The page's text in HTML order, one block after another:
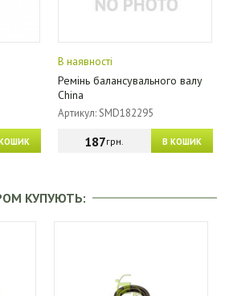
В наявності
Ремінь балансувального валу
China
Артикул: SMD182295
В КОШИК
187грн.
КУПУЮТЬ: